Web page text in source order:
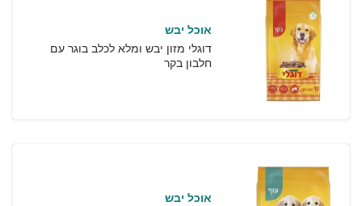
אוכל יבש
דוגלי מזון יבש ומלא לכלב בוגר עם
חלבון בקר
אוכל יבש